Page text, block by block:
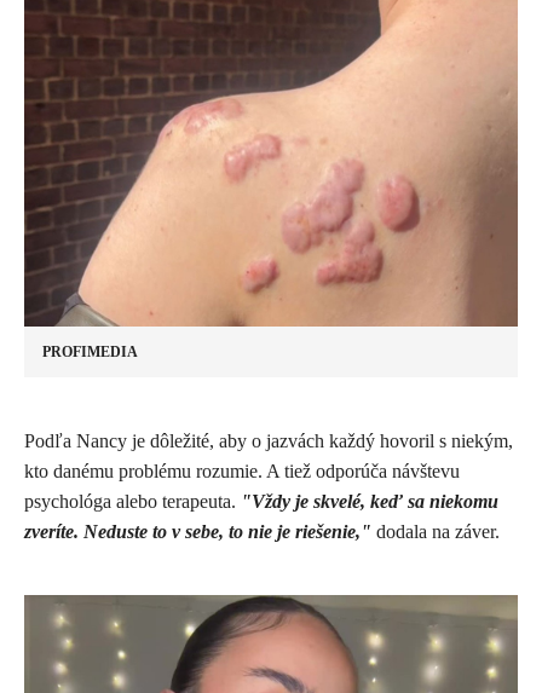
PROFIMEDIA
​Podľa Nancy je dôležité, aby o jazvách každý hovoril s niekým,
kto danému problému rozumie. A tiež odporúča návštevu
psychológa alebo terapeuta. "Vždy je skvelé, keď sa niekomu
zveríte. Neduste to v sebe, to nie je riešenie," dodala na záver.